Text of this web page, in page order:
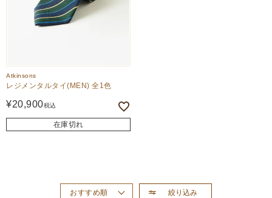
Atkinsons
レジメンタルタイ(MEN) 全1色
¥20,900税込
在庫切れ
絞り込み
おすすめ順